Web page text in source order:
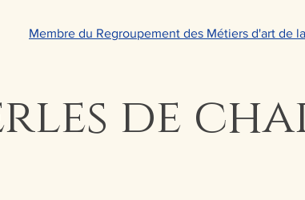
Membre du Regroupement des Métiers d'art de
de